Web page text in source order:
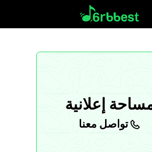
إعلانية
تواصل معنا